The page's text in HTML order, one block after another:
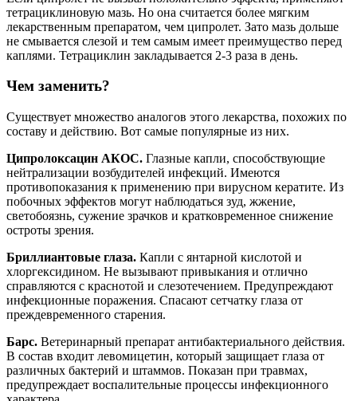
тетрациклиновую мазь. Но она считается более мягким
лекарственным препаратом, чем ципролет. Зато мазь дольше
не смывается слезой и тем самым имеет преимущество перед
каплями. Тетрациклин закладывается 2-3 раза в день.
Чем заменить?
Существует множество аналогов этого лекарства, похожих по
составу и действию. Вот самые популярные из них.
Ципролоксацин АКОС. Глазные капли, способствующие
нейтрализации возбудителей инфекций. Имеются
противопоказания к применению при вирусном кератите. Из
побочных эффектов могут наблюдаться зуд, жжение,
светобоязнь, сужение зрачков и кратковременное снижение
остроты зрения.
Бриллиантовые глаза. Капли с янтарной кислотой и
хлоргексидином. Не вызывают привыкания и отлично
справляются с краснотой и слезотечением. Предупреждают
инфекционные поражения. Спасают сетчатку глаза от
преждевременного старения.
Барс. Ветеринарный препарат антибактериального действия.
В состав входит левомицетин, который защищает глаза от
различных бактерий и штаммов. Показан при травмах,
предупреждает воспалительные процессы инфекционного